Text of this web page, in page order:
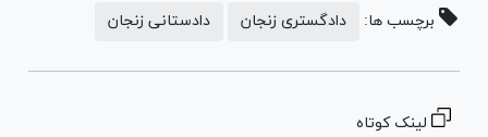
برچسب ها: دادگستری زنجان دادستانی زنجان
لینک کوتاه